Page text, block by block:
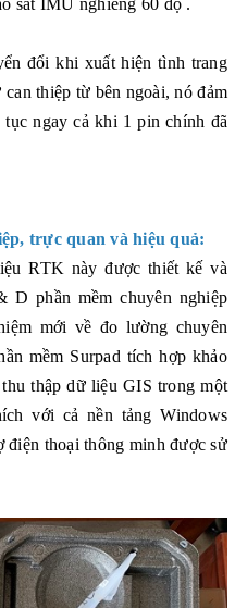
đổi khi xuất hiện tình trang
thiệp từ bên ngoài, nó đảm
ngay cả khi 1 pin chính đã
trực quan và hiệu quả:
RTK này được thiết kế và
phần mềm chuyên nghiệp
mới về đo lường chuyên
mềm Surpad tích hợp khảo
thập dữ liệu GIS trong một
với cả nền tảng Windows
thoại thông minh được sử